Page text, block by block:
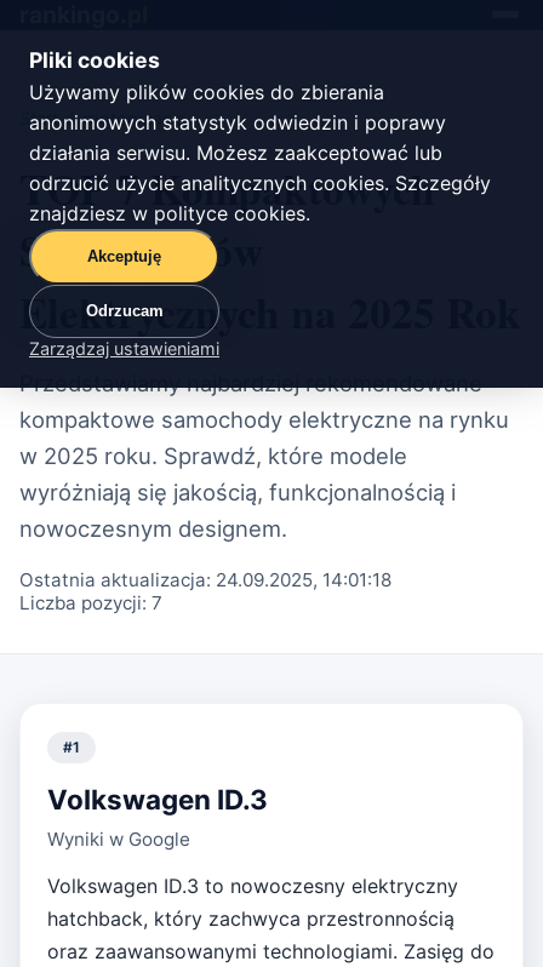
Pliki cookies
Używamy plików cookies do zbierania
anonimowych statystyk odwiedzin i poprawy
działania serwisu. Możesz zaakceptować lub
odrzucić użycie analitycznych cookies. Szczegóły
znajdziesz w polityce cookies.
Akceptuję
Odrzucam
Zarządzaj ustawieniami
Start/motoryzacja
TOP 7 Kompaktowych
Samochodów
Elektrycznych na 2025 Rok
Przedstawiamy najbardziej rekomendowane
kompaktowe samochody elektryczne na rynku
w 2025 roku. Sprawdź, które modele
wyróżniają się jakością, funkcjonalnością i
nowoczesnym designem.
Ostatnia aktualizacja: 24.09.2025, 14:01:18
Liczba pozycji: 7
#1
Volkswagen ID.3
Wyniki w Google
Volkswagen ID.3 to nowoczesny elektryczny
hatchback, który zachwyca przestronnością
oraz zaawansowanymi technologiami. Zasięg do